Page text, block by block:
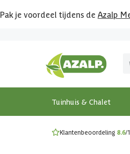
Pak je voordeel tijdens de Azalp
Tuinhuis & Chalet
MEGA zomer kortingen op
Bekijk de actiemodellen
Gratis wandplankset
Ontdek onze metalen
Klantenbeoordeling 8.6/